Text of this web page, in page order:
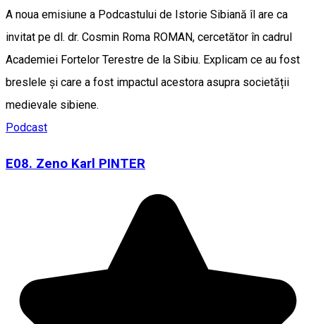
A noua emisiune a Podcastului de Istorie Sibiană îl are ca
invitat pe dl. dr. Cosmin Roma ROMAN, cercetător în cadrul
Academiei Fortelor Terestre de la Sibiu. Explicam ce au fost
breslele și care a fost impactul acestora asupra societății
medievale sibiene.
Podcast
E08. Zeno Karl PINTER